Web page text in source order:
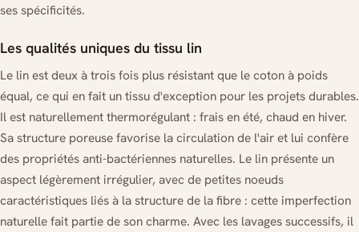
ses spécificités.
Les qualités uniques du tissu lin
Le lin est deux à trois fois plus résistant que le coton à poids
équal, ce qui en fait un tissu d'exception pour les projets durables.
Il est naturellement thermorégulant : frais en été, chaud en hiver.
Sa structure poreuse favorise la circulation de l'air et lui confère
des propriétés anti-bactériennes naturelles. Le lin présente un
aspect légèrement irrégulier, avec de petites noeuds
caractéristiques liés à la structure de la fibre : cette imperfection
naturelle fait partie de son charme. Avec les lavages successifs, il